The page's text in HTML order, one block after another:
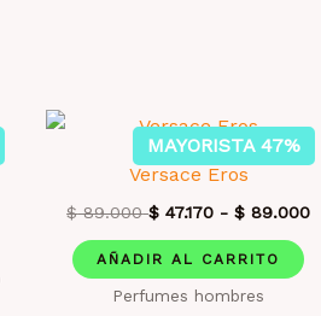
MAYORISTA 47%
Versace Eros
$89.000 $ 47.170 -$ 89.000
AÑADIR AL CARRITO
Perfumes hombres